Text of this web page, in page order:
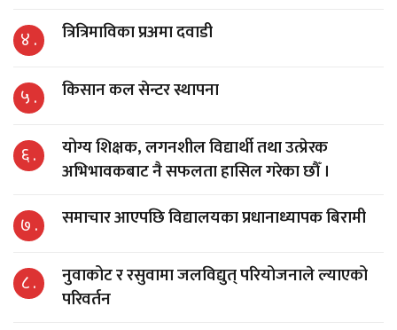
४ . त्रित्रिमाविका प्रअमा दवाडी
५ . किसान कल सेन्टर स्थापना
६ .
योग्य शिक्षक, लगनशील विद्यार्थी तथा उत्प्रेरक
अभिभावकबाट नै सफलता हासिल गरेका छौँ ।
७ . समाचार आएपछि विद्यालयका प्रधानाध्यापक बिरामी
८ .
नुवाकोट र रसुवामा जलविद्युत् परियोजनाले ल्याएको
परिवर्तन